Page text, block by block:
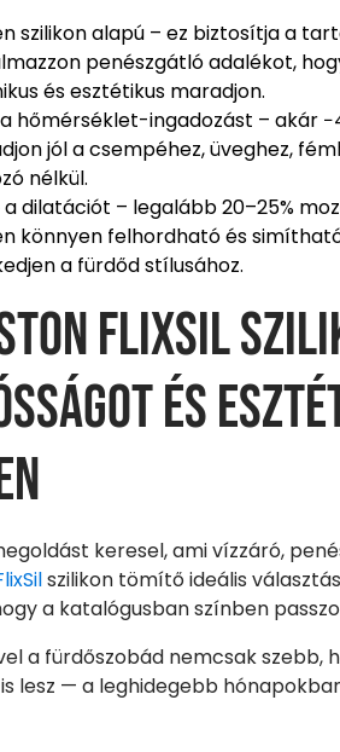
szilikon alapú – ez biztosítja a
penészgátló adalékot,
és esztétikus maradjon.
hőmérséklet-ingadozást – akár
jól a csempéhez, üveghez,
nélkül.
a dilatációt – legalább 20–25%
könnyen felhordható és
a fürdőd stílusához.
FlixSil
és
keresel, ami vízzáró,
szilikon tömítő ideális
a katalógusban színben
a fürdőszobád nemcsak szebb,
lesz — a leghidegebb